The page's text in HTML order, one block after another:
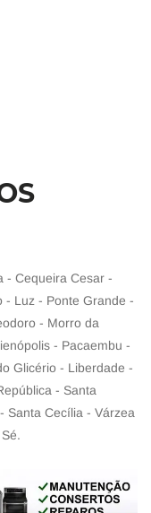
- Cequeira Cesar -
- Luz - Ponte Grande -
- Morro da
- Pacaembu -
Glicério - Liberdade -
- Santa
Santa Cecília - Várzea